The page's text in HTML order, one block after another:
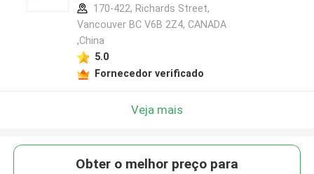
170-422, Richards Street,
Vancouver BC V6B 2Z4, CANADA
,China
5.0
Fornecedor verificado
Veja mais
Obter o melhor preço para